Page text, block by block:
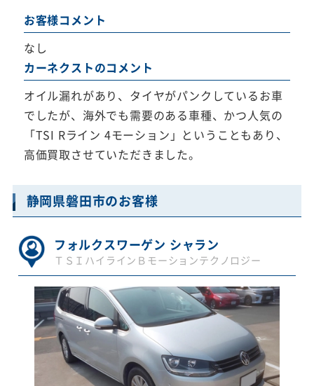
お客様コメント
なし
カーネクストのコメント
オイル漏れがあり、タイヤがパンクしているお車
でしたが、海外でも需要のある車種、かつ人気の
「TSI Rライン 4モーション」ということもあり、
高価買取させていただきました。
静岡県磐田市のお客様
フォルクスワーゲン シャラン
ＴＳＩハイラインＢモーションテクノロジー